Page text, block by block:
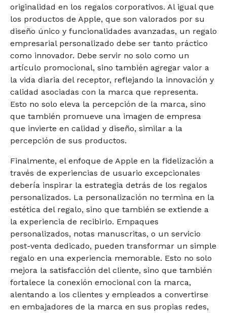
originalidad en los regalos corporativos. Al igual que
los productos de Apple, que son valorados por su
diseño único y funcionalidades avanzadas, un regalo
empresarial personalizado debe ser tanto práctico
como innovador. Debe servir no solo como un
artículo promocional, sino también agregar valor a
la vida diaria del receptor, reflejando la innovación y
calidad asociadas con la marca que representa.
Esto no solo eleva la percepción de la marca, sino
que también promueve una imagen de empresa
que invierte en calidad y diseño, similar a la
percepción de sus productos.
Finalmente, el enfoque de Apple en la fidelización a
través de experiencias de usuario excepcionales
debería inspirar la estrategia detrás de los regalos
personalizados. La personalización no termina en la
estética del regalo, sino que también se extiende a
la experiencia de recibirlo. Empaques
personalizados, notas manuscritas, o un servicio
post-venta dedicado, pueden transformar un simple
regalo en una experiencia memorable. Esto no solo
mejora la satisfacción del cliente, sino que también
fortalece la conexión emocional con la marca,
alentando a los clientes y empleados a convertirse
en embajadores de la marca en sus propias redes,